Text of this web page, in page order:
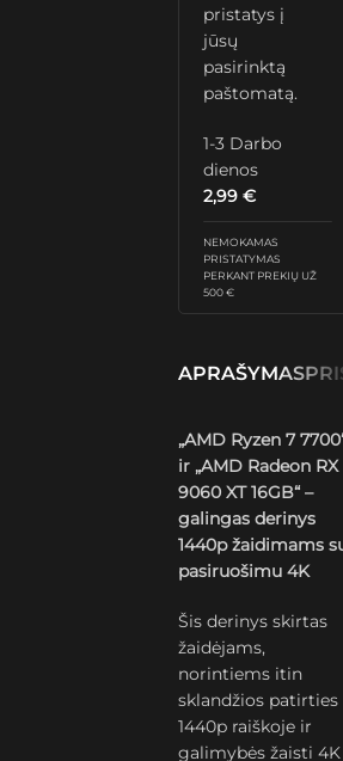
pristatys į
jūsų
pasirinktą
paštomatą.
1-3 Darbo
dienos
2,99€
NEMOKAMAS
PRISTATYMAS
PERKANT PREKIŲ UŽ
500 €
APRAŠYMAS
„AMD Ryzen 7
ir „AMD Radeon RX
9060 XT 16GB“ –
galingas derinys
1440p žaidimams
pasiruošimu 4K
Šis derinys skirtas
žaidėjams,
norintiems itin
sklandžios patirties
1440p raiškoje ir
galimybės žaisti 4K